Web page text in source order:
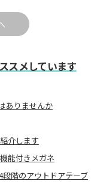
スメしています
ありませんか
介します
能付きメガネ
階のアウトドアテーブ